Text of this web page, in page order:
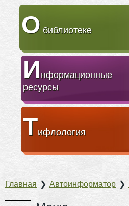
О библиотеке
Информационные
ресурсы
Тифлология
Главная ❯ Автоинформатор ❯